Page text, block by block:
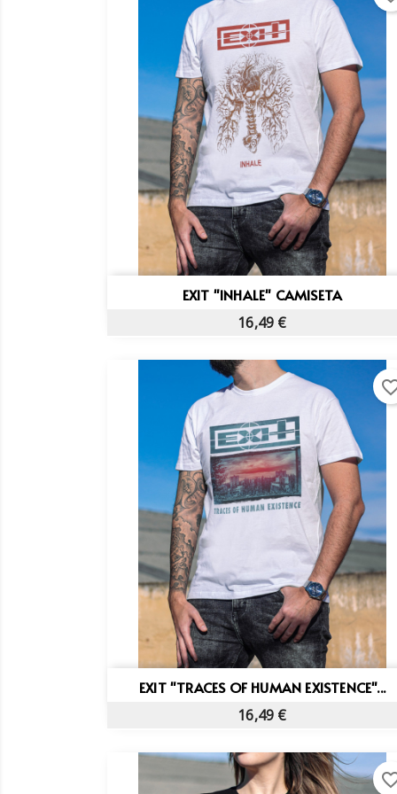
EXIT "INHALE" CAMISETA
16,49 €
Vista rápida
EXIT "TRACES OF HUMAN EXISTENCE"...
16,49 €
Vista rápida